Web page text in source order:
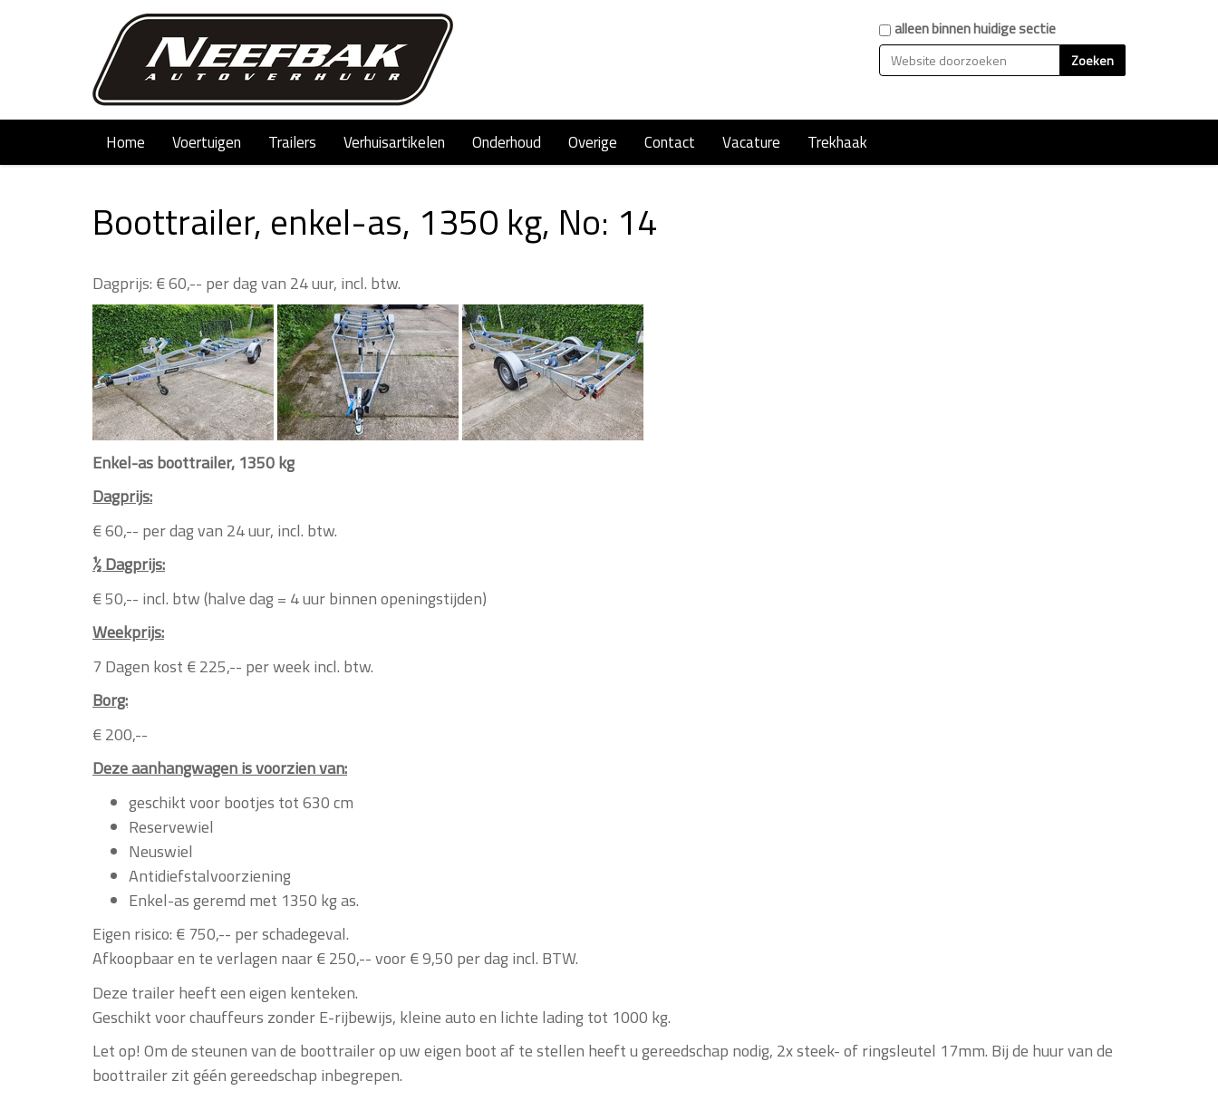
Zoekalleen binnen huidige sectie
Home Voertuigen Trailers Verhuisartikelen Onderhoud Overige Contact Vacature Trekhaak
Boottrailer, enkel-as, 1350 kg, No: 14
Dagprijs: € 60,-- per dag van 24 uur, incl. btw.
Enkel-as boottrailer, 1350 kg
Dagprijs:
€ 60,-- per dag van 24 uur, incl. btw.
½ Dagprijs:
€ 50,-- incl. btw (halve dag = 4 uur binnen openingstijden)
Weekprijs:
7 Dagen kost € 225,-- per week incl. btw.
Borg:
€ 200,--
Deze aanhangwagen is voorzien van:
geschikt voor bootjes tot 630 cm
Reservewiel
Neuswiel
Antidiefstalvoorziening
Enkel-as geremd met 1350 kg as.
Eigen risico: € 750,-- per schadegeval.
Afkoopbaar en te verlagen naar € 250,-- voor € 9,50 per dag incl. BTW.
Deze trailer heeft een eigen kenteken.
Geschikt voor chauffeurs zonder E-rijbewijs, kleine auto en lichte lading tot 1000 kg.
Let op! Om de steunen van de boottrailer op uw eigen boot af te stellen heeft u gereedschap nodig, 2x steek- of ringsleutel 17mm. Bij de huur van de
boottrailer zit géén gereedschap inbegrepen.